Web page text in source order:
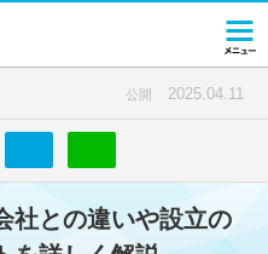
公開 2025.04.11
社との違いや設立の